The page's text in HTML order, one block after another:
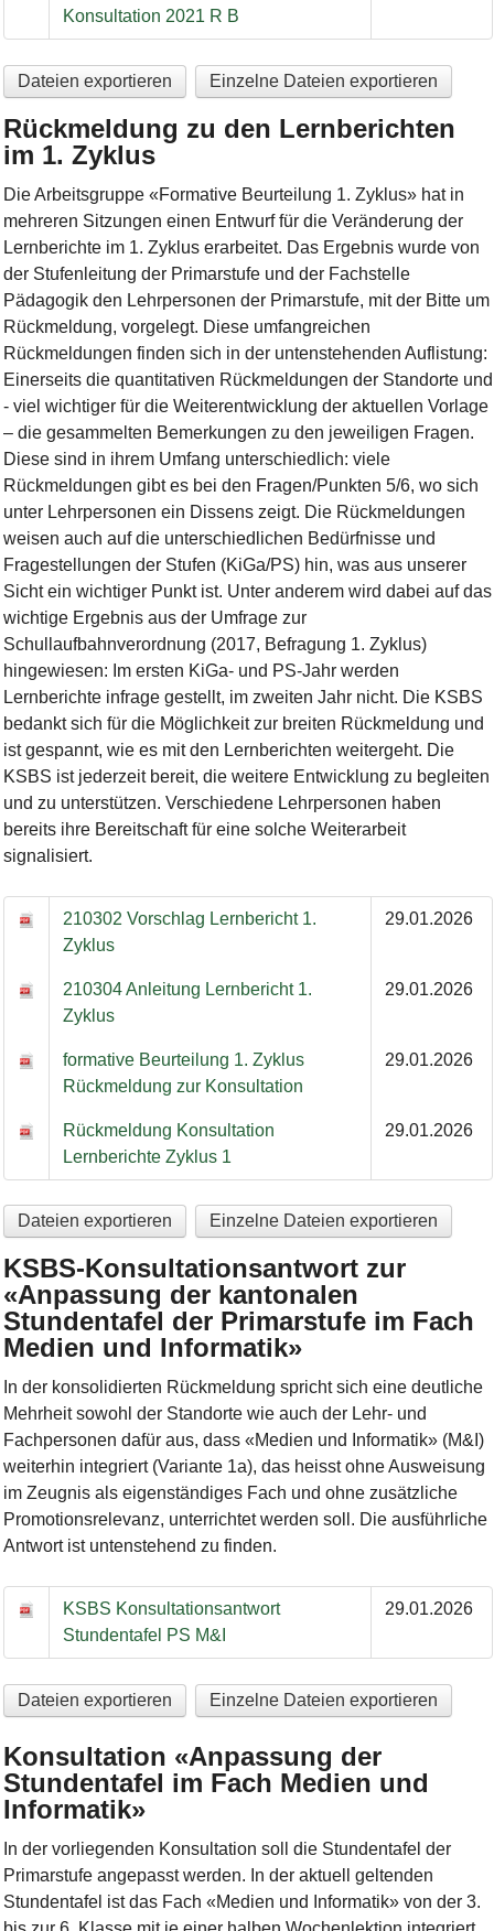
Konsultation 2021 R B
Dateien exportieren Einzelne Dateien exportieren
Rückmeldung zu den Lernberichten
im 1. Zyklus
Die Arbeitsgruppe «Formative Beurteilung 1. Zyklus» hat in
mehreren Sitzungen einen Entwurf für die Veränderung der
Lernberichte im 1. Zyklus erarbeitet. Das Ergebnis wurde von
der Stufenleitung der Primarstufe und der Fachstelle
Pädagogik den Lehrpersonen der Primarstufe, mit der Bitte um
Rückmeldung, vorgelegt. Diese umfangreichen
Rückmeldungen finden sich in der untenstehenden Auflistung:
Einerseits die quantitativen Rückmeldungen der Standorte und
- viel wichtiger für die Weiterentwicklung der aktuellen Vorlage
– die gesammelten Bemerkungen zu den jeweiligen Fragen.
Diese sind in ihrem Umfang unterschiedlich: viele
Rückmeldungen gibt es bei den Fragen/Punkten 5/6, wo sich
unter Lehrpersonen ein Dissens zeigt. Die Rückmeldungen
weisen auch auf die unterschiedlichen Bedürfnisse und
Fragestellungen der Stufen (KiGa/PS) hin, was aus unserer
Sicht ein wichtiger Punkt ist. Unter anderem wird dabei auf das
wichtige Ergebnis aus der Umfrage zur
Schullaufbahnverordnung (2017, Befragung 1. Zyklus)
hingewiesen: Im ersten KiGa- und PS-Jahr werden
Lernberichte infrage gestellt, im zweiten Jahr nicht. Die KSBS
bedankt sich für die Möglichkeit zur breiten Rückmeldung und
ist gespannt, wie es mit den Lernberichten weitergeht. Die
KSBS ist jederzeit bereit, die weitere Entwicklung zu begleiten
und zu unterstützen. Verschiedene Lehrpersonen haben
bereits ihre Bereitschaft für eine solche Weiterarbeit
signalisiert.
210302 Vorschlag Lernbericht 1.
Zyklus
29.01.2026
210304 Anleitung Lernbericht 1.
Zyklus
29.01.2026
formative Beurteilung 1. Zyklus
Rückmeldung zur Konsultation
29.01.2026
Rückmeldung Konsultation
Lernberichte Zyklus 1
29.01.2026
Dateien exportieren Einzelne Dateien exportieren
KSBS-Konsultationsantwort zur
«Anpassung der kantonalen
Stundentafel der Primarstufe im Fach
Medien und Informatik»
In der konsolidierten Rückmeldung spricht sich eine deutliche
Mehrheit sowohl der Standorte wie auch der Lehr- und
Fachpersonen dafür aus, dass «Medien und Informatik» (M&I)
weiterhin integriert (Variante 1a), das heisst ohne Ausweisung
im Zeugnis als eigenständiges Fach und ohne zusätzliche
Promotionsrelevanz, unterrichtet werden soll. Die ausführliche
Antwort ist untenstehend zu finden.
KSBS Konsultationsantwort
Stundentafel PS M&I
29.01.2026
Dateien exportieren Einzelne Dateien exportieren
Konsultation «Anpassung der
Stundentafel im Fach Medien und
Informatik»
In der vorliegenden Konsultation soll die Stundentafel der
Primarstufe angepasst werden. In der aktuell geltenden
Stundentafel ist das Fach «Medien und Informatik» von der 3.